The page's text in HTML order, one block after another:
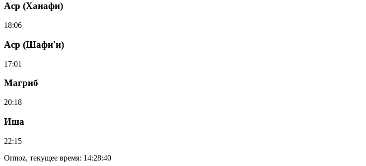
Аср (Ханафи)
18:06
Аср (Шафи'и)
17:01
Магриб
20:18
Иша
22:15
Ormoz, текущее время: 14:28:40